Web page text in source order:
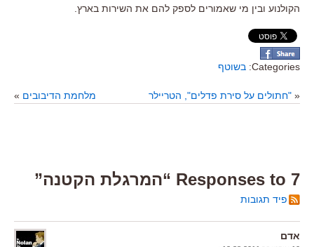
הקולנוע ובין מי שאמורים לספק להם את השירות בארץ.
Categories: בשוטף
« "חתולים על סירת פדלים", הטריילר מלחמת הדיבובים »
7 Responses to “המרגלת הקטנה”
פיד תגובות
אדם